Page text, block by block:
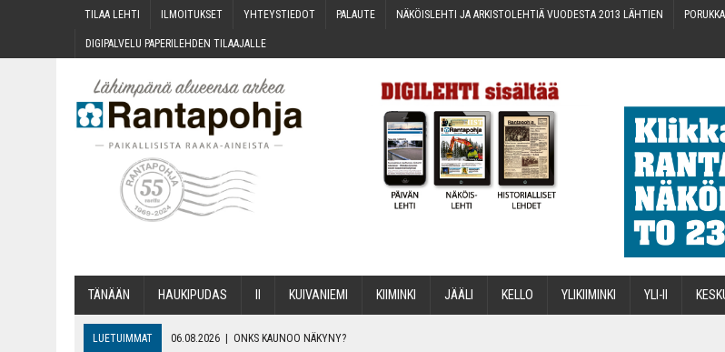
TILAA LEH­TI ILMOI­TUK­SET YHTEYS­TIE­DOT PALAU­TE NÄKÖIS­LEH­TI JA ARKIS­TO­LEH­TIÄ VUO­DES­TA 2013 LÄHTIEN
DIGI­PAL­VE­LU PAPE­RI­LEH­DEN TILAAJALLE
TÄNÄÄN HAU­KI­PU­DAS KUI­VA­NIE­MI KII­MIN­KI JÄÄ­LI KEL­LO YLI­KII­MIN­KI YLI-II
LUETUIMMAT 06.08.2026 | ONKS KAU­NOO NÄKYNY?